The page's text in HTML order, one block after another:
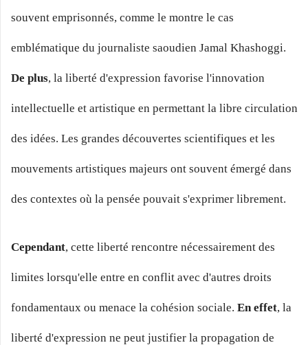
souvent emprisonnés, comme le montre le cas
emblématique du journaliste saoudien Jamal Khashoggi.
De plus, la liberté d'expression favorise l'innovation
intellectuelle et artistique en permettant la libre circulation
des idées. Les grandes découvertes scientifiques et les
mouvements artistiques majeurs ont souvent émergé dans
des contextes où la pensée pouvait s'exprimer librement.
Cependant, cette liberté rencontre nécessairement des
limites lorsqu'elle entre en conflit avec d'autres droits
fondamentaux ou menace la cohésion sociale. En effet, la
liberté d'expression ne peut justifier la propagation de